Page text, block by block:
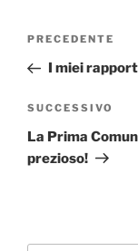
Navigazione
Articolo
precedente:
PRECEDENTE
I miei
Articolo
successivo
SUCCESSIVO
La Prima
prezioso!